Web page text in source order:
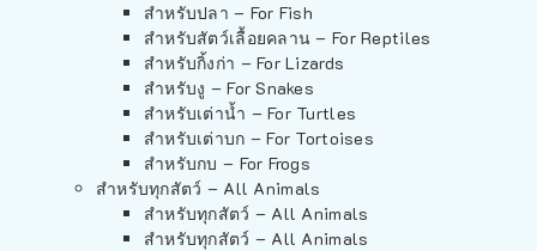
สำหรับปลา – For Fish
สำหรับสัตว์เลื้อยคลาน – For Reptiles
สำหรับกิ้งก่า – For Lizards
สำหรับงู – For Snakes
สำหรับเต่าน้ำ – For Turtles
สำหรับเต่าบก – For Tortoises
สำหรับกบ – For Frogs
สำหรับทุกสัตว์ – All Animals
สำหรับทุกสัตว์ – All Animals
สำหรับทุกสัตว์ – All Animals